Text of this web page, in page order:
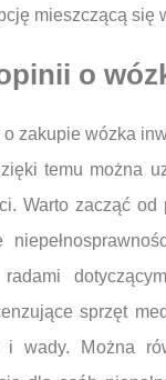
mieszczącą się
o
zakupie wózka
temu można
Warto zacząć
sprzęt
wady. Można